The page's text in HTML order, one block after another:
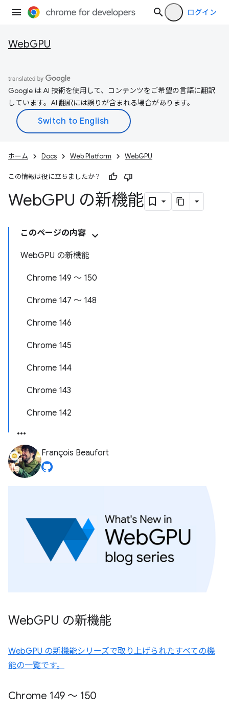
ログイン
WebGPU
Google は AI 技術を使用して、コンテンツをご希望の言語に翻訳
しています。AI 翻訳には誤りが含まれる場合があります。
ホーム Docs Web Platform WebGPU
この情報は役に立ちましたか？
WebGPU の新機能
このページの内容
WebGPU の新機能
Chrome 149 ～ 150
Chrome 147 ～ 148
Chrome 146
Chrome 145
Chrome 144
Chrome 143
Chrome 142
François Beaufort
WebGPU の新機能
WebGPU の新機能シリーズで取り上げられたすべての機
能の一覧です。
Chrome 149 ～ 150